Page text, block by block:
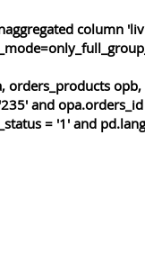
column
opb,
and
= '1' and